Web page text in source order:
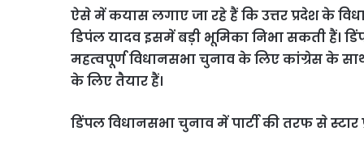
ऐसे में कयास लगाए जा रहे हैं कि उत्तर प्रदेश के
डिपंल यादव इसमें बड़ी भूमिका निभा सकती हैं।
महत्वपूर्ण विधानसभा चुनाव के लिए कांग्रेस के
के लिए तैयार हैं।
डिंपल विधानसभा चुनाव में पार्टी की तरफ से स्टार